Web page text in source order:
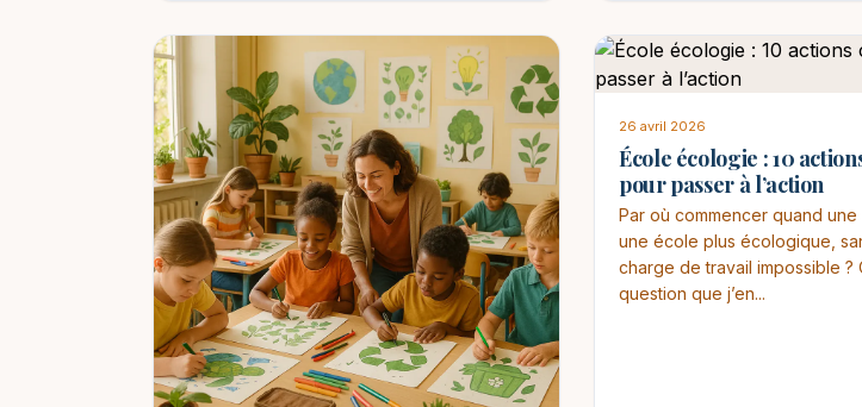
26 avril 2026
École écologie : 10
pour passer à l’action
Par où commencer quand
une école plus écologique,
charge de travail impossible ?
question que j’en...